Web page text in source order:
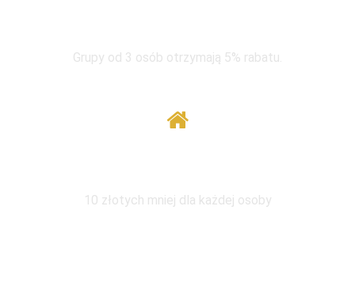
Grupy od 3 osób otrzymają 5% rabatu.
10 złotych mniej dla każdej osoby